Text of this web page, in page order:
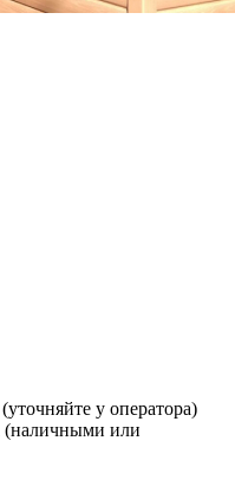
у оператора)
(наличными или